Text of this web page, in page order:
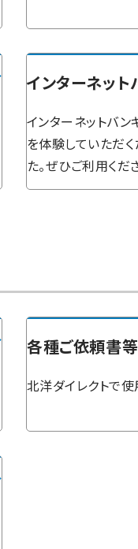
インターネッ
インターネットバ
を体験していただく
た。ぜひご利用くだ
各種ご依頼書等
北洋ダイレクトで